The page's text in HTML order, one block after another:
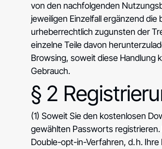
von den nachfolgenden
jeweiligen Einzelfall ergänzend
urheberrechtlich zugunsten der
einzelne Teile davon
Browsing, soweit diese Handlung
Gebrauch.
§ 2
(1) Soweit Sie den kostenlosen
gewählten Passworts
Double-opt-in-Verfahren, d. h.